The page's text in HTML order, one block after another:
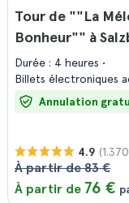
Tour de ""La
Bonheur"" à
Durée : 4 heures
Billets électroniques
Annulation
4.9
À partir de 83 €
À partir de 76 €